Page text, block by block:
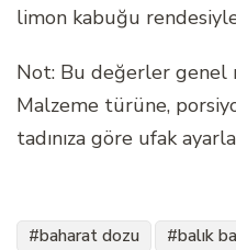
limon kabuğu
Not: Bu değerler
Malzeme türüne,
tadınıza göre ufak
baharat dozu
balık